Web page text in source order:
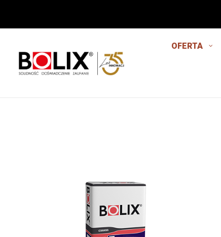
OFERTA